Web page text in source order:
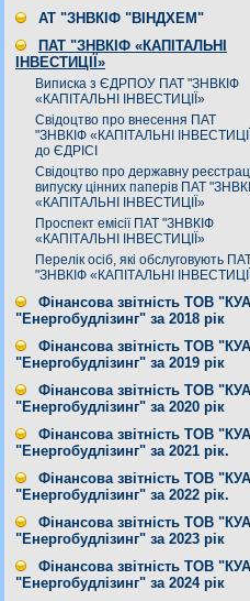
АТ "ЗНВКІФ "ВІНДХЕМ"
ПАТ "ЗНВКІФ «КАПІТАЛЬНІ
ІНВЕСТИЦІЇ»
Виписка з ЄДРПОУ ПАТ "ЗНВКІФ
«КАПІТАЛЬНІ ІНВЕСТИЦІЇ»
Cвідоцтво про внесення ПАТ
"ЗНВКІФ «КАПІТАЛЬНІ
до ЄДРІСІ
Свідоцтво про державну
випуску цінних паперів ПАТ
«КАПІТАЛЬНІ ІНВЕСТИЦІЇ»
Проспект емісії ПАТ "ЗНВКІФ
«КАПІТАЛЬНІ ІНВЕСТИЦІЇ»
Перелік осіб, які обслуговують
"ЗНВКІФ «КАПІТАЛЬНІ
Фінансова звітність ТОВ "КУА
"Енергобудлізинг" за 2018 рік
Фінансова звітність ТОВ "КУА
"Енергобудлізинг" за 2019 рік
Фінансова звітність ТОВ "КУА
"Енергобудлізинг" за 2020 рік
Фінансова звітність ТОВ "КУА
"Енергобудлізинг" за 2021 рік.
Фінансова звітність ТОВ "КУА
"Енергобудлізинг" за 2022 рік.
Фінансова звітність ТОВ "КУА
"Енергобудлізинг" за 2023 рік
Фінансова звітність ТОВ "КУА
"Енергобудлізинг" за 2024 рік